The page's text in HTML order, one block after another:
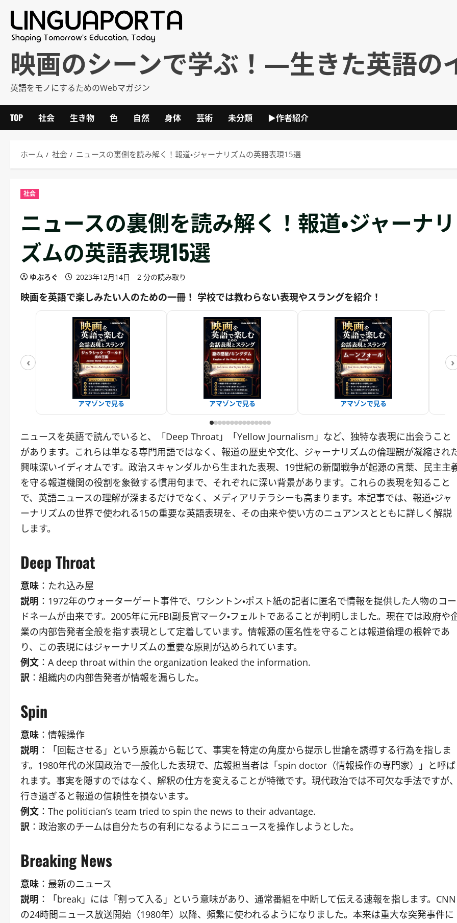
映画のシーンで学ぶ！―生きた英語の
英語をモノにするためのWebマガジン
TOP 社会 生き物 色 自然 身体 芸術 未分類 ▶作者紹介
ホーム 社会 ニュースの裏側を読み解く！報道・ジャーナリズムの英語表現15選
社会
ニュースの裏側を読み解く！報道・ジャーナリ
ズムの英語表現15選
ゆぶろぐ 2023年12月14日 2 分の読み取り
映画を英語で楽しみたい人のための一冊！ 学校では教わらない表現やスラングを紹介！
‹
アマゾンで見る アマゾンで見る アマゾンで見る
›
ニュースを英語で読んでいると、「Deep Throat」「Yellow Journalism」など、独特な表現に出会うこと
があります。これらは単なる専門用語ではなく、報道の歴史や文化、ジャーナリズムの倫理観が凝縮され
興味深いイディオムです。政治スキャンダルから生まれた表現、19世紀の新聞戦争が起源の言葉、民主主
を守る報道機関の役割を象徴する慣用句まで、それぞれに深い背景があります。これらの表現を知ること
で、英語ニュースの理解が深まるだけでなく、メディアリテラシーも高まります。本記事では、報道・ジャ
ーナリズムの世界で使われる15の重要な英語表現を、その由来や使い方のニュアンスとともに詳しく解説
します。
Deep Throat
意味 ：たれ込み屋
説明 ：1972年のウォーターゲート事件で、ワシントン・ポスト紙の記者に匿名で情報を提供した人物のコー
ドネームが由来です。2005年に元FBI副長官マーク・フェルトであることが判明しました。現在では政府や
業の内部告発者全般を指す表現として定着しています。情報源の匿名性を守ることは報道倫理の根幹であ
り、この表現にはジャーナリズムの重要な原則が込められています。
例文 ：A deep throat within the organization leaked the information.
訳 ：組織内の内部告発者が情報を漏らした。
Spin
意味 ：情報操作
説明 ：「回転させる」という原義から転じて、事実を特定の角度から提示し世論を誘導する行為を指しま
す。1980年代の米国政治で一般化した表現で、広報担当者は「spin doctor（情報操作の専門家）」と呼ば
れます。事実を隠すのではなく、解釈の仕方を変えることが特徴です。現代政治では不可欠な手法ですが
行き過ぎると報道の信頼性を損ないます。
例文 ：The politician’s team tried to spin the news to their advantage.
訳 ：政治家のチームは自分たちの有利になるようにニュースを操作しようとした。
Breaking News
意味 ：最新のニュース
説明 ：「break」には「割って入る」という意味があり、通常番組を中断して伝える速報を指します。CNN
の24時間ニュース放送開始（1980年）以降、頻繁に使われるようになりました。本来は重大な突発事件に